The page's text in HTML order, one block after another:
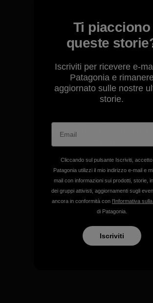
Garantiamo ogni
realizzato.
Ci assumiamo la
responsabilità del
Scopri di più sulla nostra
ecologica
Sosteniamo i gruppi
Ti piacciono
queste
Iscriviti per ricevere e-
Patagonia e rimanere
aggiornato sulle nostre
storie.
Cliccando sul pulsante Iscriviti,
Patagonia utilizzi il mio indirizzo e-mail e
mail con informazioni sui prodotti, storie,
dei gruppi attivisti, aggiornamenti sugli
ancora in conformità con l'Informativa
di Patagonia.
Iscriviti